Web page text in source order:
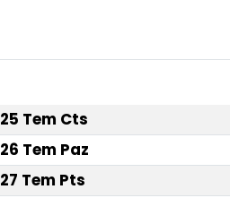
25 Tem Cts
26 Tem Paz
27 Tem Pts